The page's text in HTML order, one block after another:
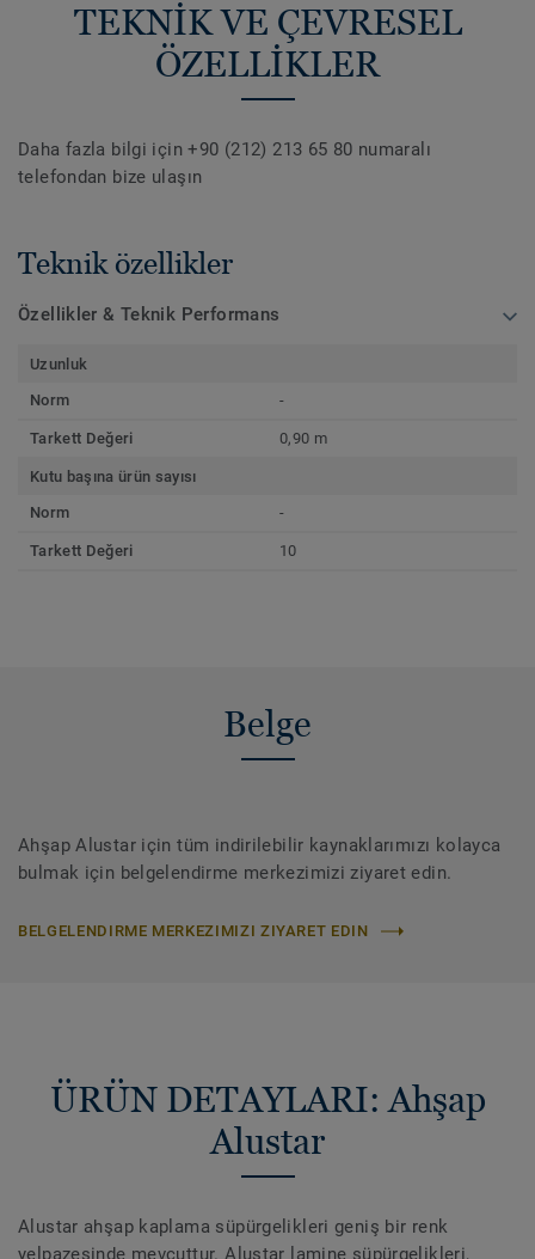
TEKNİK VE ÇEVRESEL
ÖZELLİKLER
Daha fazla bilgi için +90 (212) 213 65 80 numaralı
telefondan bize ulaşın
Teknik özellikler
Özellikler & Teknik Performans
Uzunluk
Norm
-
Tarkett Değeri 0,90 m
Kutu başına ürün sayısı
Norm
-
Tarkett Değeri 10
Belge
Ahşap Alustar için tüm indirilebilir kaynaklarımızı kolayca
bulmak için belgelendirme merkezimizi ziyaret edin.
BELGELENDIRME MERKEZIMIZI ZIYARET EDIN
ÜRÜN DETAYLARI: Ahşap
Alustar
Alustar ahşap kaplama süpürgelikleri geniş bir renk
yelpazesinde mevcuttur. Alustar lamine süpürgelikleri,